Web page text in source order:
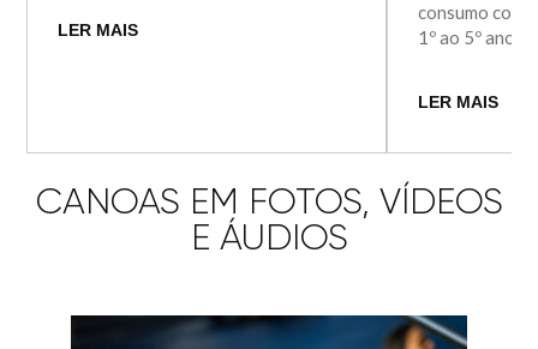
LER MAIS
consumo
1º ao 5º ano
LER MAIS
CANOAS EM FOTOS, VÍDEOS
E ÁUDIOS